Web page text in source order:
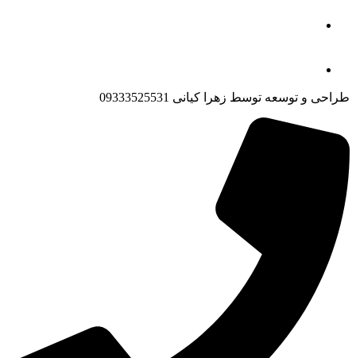
طراحی و توسعه توسط زهرا کیانی 09333525531